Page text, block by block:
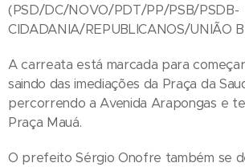
(PSD/DC/NOVO/PDT/PP/PSB/PSDB-
CIDADANIA/REPUBLICANOS/UNIÃO
A carreata está marcada para começar
saindo das imediações da Praça da
percorrendo a Avenida Arapongas e
Praça Mauá.
O prefeito Sérgio Onofre também se